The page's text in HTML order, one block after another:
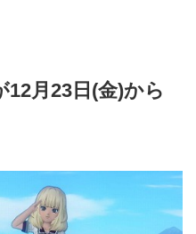
12月23日(金)から